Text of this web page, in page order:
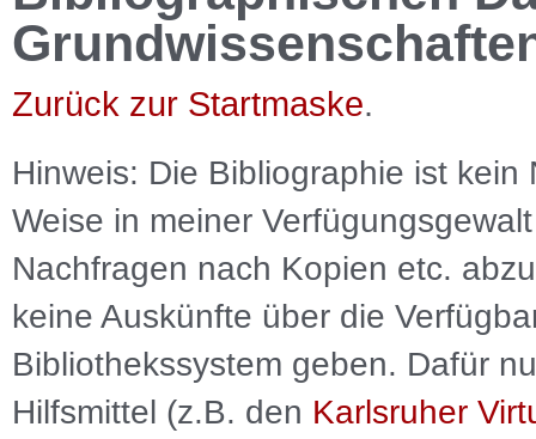
Zurück zur Startmaske.
Hinweis: Die Bibliographie ist kein
Weise in meiner
Nachfragen nach Kopien etc.
keine Auskünfte über die
Bibliothekssystem geben. Dafür
Hilfsmittel (z.B. den Karlsruher